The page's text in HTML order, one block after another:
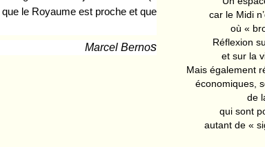
le Royaume est proche et que
Marcel Bernos
car le Midi
où «
Réflexion
et sur la
Mais également
économiques,
de
qui sont
autant de «